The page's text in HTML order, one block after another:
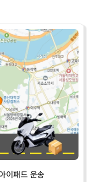
이패드 운송